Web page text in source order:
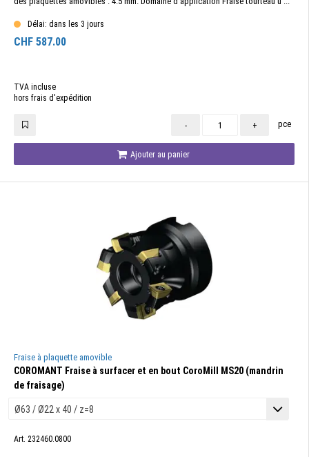
Délai: dans les 3 jours
CHF 587.00
TVA incluse
hors frais d'expédition
- + pce
Ajouter au panier
Fraise à plaquette amovible
COROMANT Fraise à surfacer et en bout CoroMill MS20 (mandrin
de fraisage)
Art. 232460.0800